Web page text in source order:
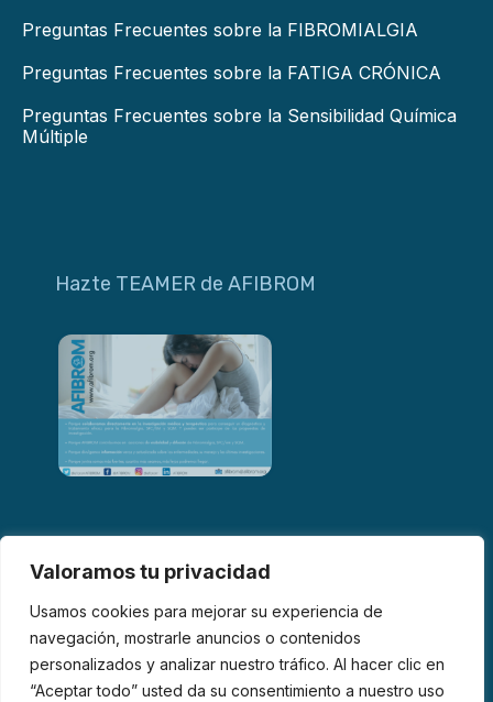
Valoramos tu privacidad
Usamos cookies para mejorar su experiencia de
navegación, mostrarle anuncios o contenidos
personalizados y analizar nuestro tráfico. Al hacer clic en
“Aceptar todo” usted da su consentimiento a nuestro uso
Preguntas Frecuentes sobre la FIBROMIALGIA
Preguntas Frecuentes sobre la FATIGA CRÓNICA
Preguntas Frecuentes sobre la Sensibilidad Química
Múltiple
Hazte TEAMER de AFIBROM
© 2026 AFIBROM. Todos los derechos reservados.